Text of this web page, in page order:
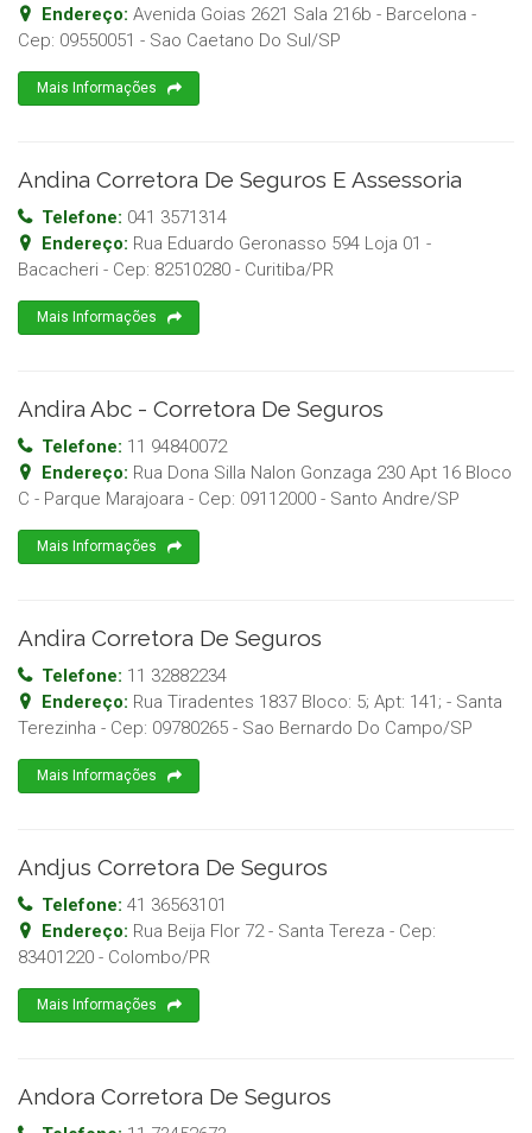
Endereço: Avenida Goias 2621 Sala 216b - Barcelona -
Cep: 09550051 - Sao Caetano Do Sul/SP
Mais Informações
Andina Corretora De Seguros E Assessoria
Telefone: 041 3571314
Endereço: Rua Eduardo Geronasso 594 Loja 01 -
Bacacheri - Cep: 82510280 - Curitiba/PR
Mais Informações
Andira Abc - Corretora De Seguros
Telefone: 11 94840072
Endereço: Rua Dona Silla Nalon Gonzaga 230 Apt 16 Bloco
C - Parque Marajoara - Cep: 09112000 - Santo Andre/SP
Mais Informações
Andira Corretora De Seguros
Telefone: 11 32882234
Endereço: Rua Tiradentes 1837 Bloco: 5; Apt: 141; - Santa
Terezinha - Cep: 09780265 - Sao Bernardo Do Campo/SP
Mais Informações
Andjus Corretora De Seguros
Telefone: 41 36563101
Endereço: Rua Beija Flor 72 - Santa Tereza - Cep:
83401220 - Colombo/PR
Mais Informações
Andora Corretora De Seguros